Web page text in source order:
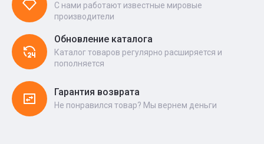
С нами работают известные мировые
производители
Обновление каталога
Каталог товаров регулярно расширяется и
пополняется
Гарантия возврата
Не понравился товар? Мы вернем деньги